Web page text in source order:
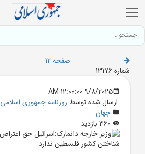
صفحه 12
شماره 13176
9/8/2025 12:00:00 AM
ارسال شده توسط روزنامه جمهوری اسلامی
جهان